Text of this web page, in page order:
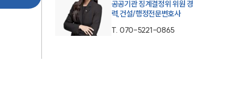
오시는 길
공공기관 징계결정위 위원 경
력,건설/행정전문변호사
T. 070-5221-0865